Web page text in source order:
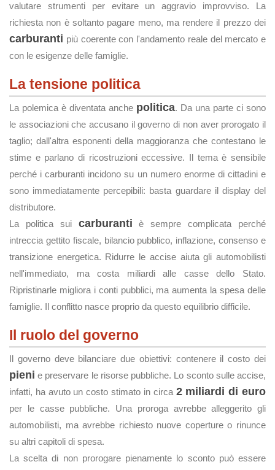
valutare strumenti per evitare un aggravio improvviso. La
richiesta non è soltanto pagare meno, ma rendere il prezzo dei
carburanti più coerente con l'andamento reale del mercato e
con le esigenze delle famiglie.
La tensione politica
La polemica è diventata anche politica. Da una parte ci sono
le associazioni che accusano il governo di non aver prorogato il
taglio; dall'altra esponenti della maggioranza che contestano le
stime e parlano di ricostruzioni eccessive. Il tema è sensibile
perché i carburanti incidono su un numero enorme di cittadini e
sono immediatamente percepibili: basta guardare il display del
distributore.
La politica sui carburanti è sempre complicata perché
intreccia gettito fiscale, bilancio pubblico, inflazione, consenso e
transizione energetica. Ridurre le accise aiuta gli automobilisti
nell'immediato, ma costa miliardi alle casse dello Stato.
Ripristinarle migliora i conti pubblici, ma aumenta la spesa delle
famiglie. Il conflitto nasce proprio da questo equilibrio difficile.
Il ruolo del governo
Il governo deve bilanciare due obiettivi: contenere il costo dei
pieni e preservare le risorse pubbliche. Lo sconto sulle accise,
infatti, ha avuto un costo stimato in circa 2 miliardi di euro
per le casse pubbliche. Una proroga avrebbe alleggerito gli
automobilisti, ma avrebbe richiesto nuove coperture o rinunce
su altri capitoli di spesa.
La scelta di non prorogare pienamente lo sconto può essere